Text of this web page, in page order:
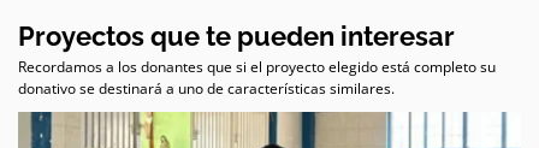
Proyectos que te pueden interesar
Recordamos a los donantes que si el proyecto elegido está completo su
donativo se destinará a uno de características similares.